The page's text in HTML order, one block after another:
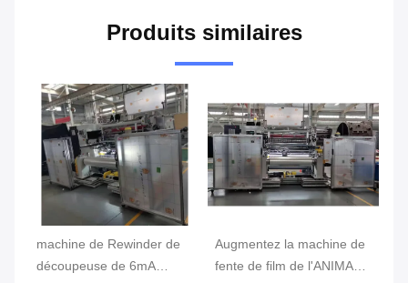
Produits similaires
machine de Rewinder de
découpeuse de 6mA
Augmentez la machine de
fente de film de l'ANIMAL